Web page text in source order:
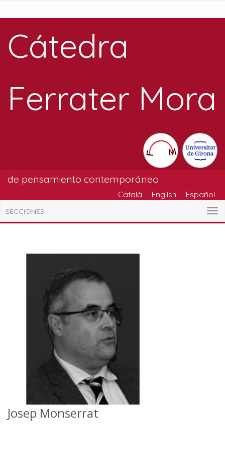
Cátedra
Ferrater Mora
de pensamiento contemporáneo
Català English Español
SECCIONES
Josep Monserrat